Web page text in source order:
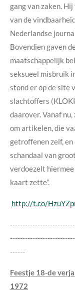
gang van zaken.
van de
Nederlandse
Bovendien gaven
maatschappelijk
seksueel misbruik
stond er op de site
slachtoffers
daarover. Vanaf
om artikelen, die
getroffenen zelf, en
schandaal van
verdoezelt
kaart zette”.
http://t.co/
------
Feestje 18-de
1972